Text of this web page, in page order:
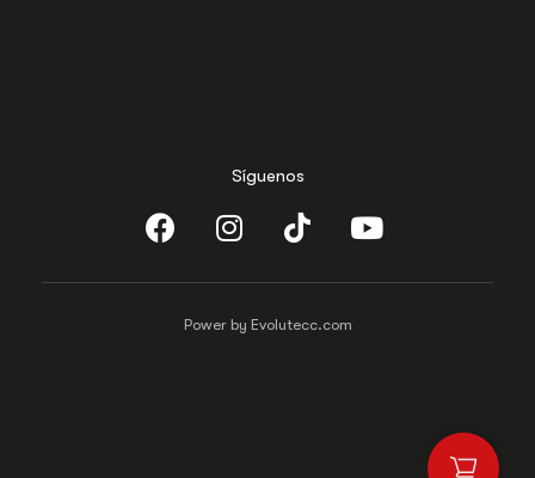
Síguenos
Power by Evolutecc.com